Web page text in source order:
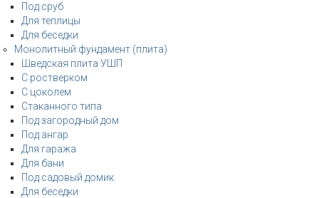
Под сруб
Для теплицы
Для беседки
Монолитный фундамент (плита)
Шведская плита УШП
С ростверком
С цоколем
Стаканного типа
Под загородный дом
Под ангар
Для гаража
Для бани
Под садовый домик
Для беседки